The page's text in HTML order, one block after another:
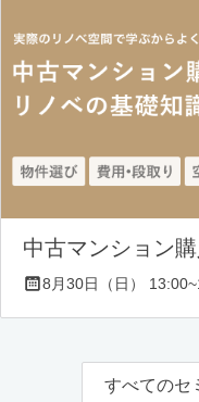
中古マンション
8月30日（日）
すべてのセ